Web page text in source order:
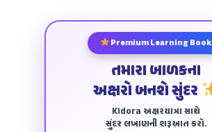
Premium Learning Book
તમારા બાળકના
અક્ષરો બનશે સુંદર
Kidora અક્ષરયાત્રા સાથે
સુંદર લખાણની શરૂઆત કરો.